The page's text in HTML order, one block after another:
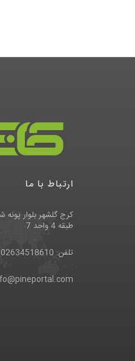
ارتباط با ما
کرج گلشهر بلوار
طبقه 4 واحد 7
تلفن: 02634518610 09905612838